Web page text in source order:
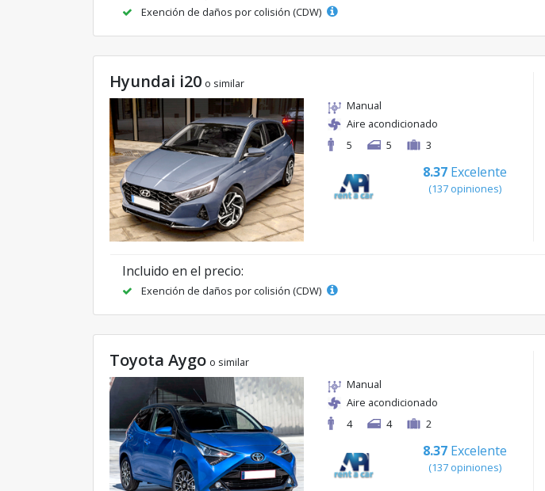
Exención de daños por colisión (CDW)
Hyundai i20 o similar
Manual
Aire acondicionado
5
5 3
8.37 Excelente
(137 opiniones)
Incluido en el precio:
Exención de daños por colisión (CDW)
Toyota Aygo o similar
Manual
Aire acondicionado
4
4 2
8.37 Excelente
(137 opiniones)